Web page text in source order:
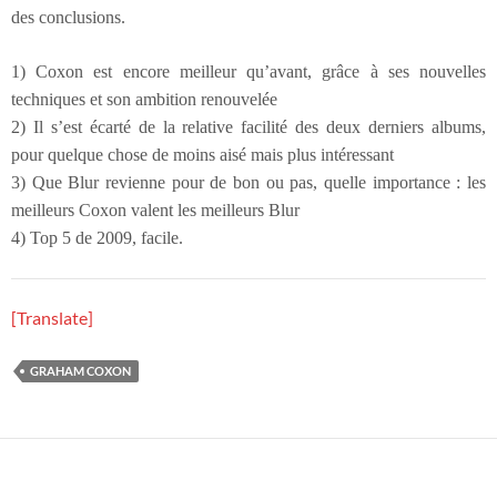
des conclusions.
1) Coxon est encore meilleur qu’avant, grâce à ses nouvelles
techniques et son ambition renouvelée
2) Il s’est écarté de la relative facilité des deux derniers albums,
pour quelque chose de moins aisé mais plus intéressant
3) Que Blur revienne pour de bon ou pas, quelle importance : les
meilleurs Coxon valent les meilleurs Blur
4) Top 5 de 2009, facile.
[Translate]
GRAHAM COXON